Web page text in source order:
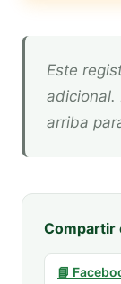
Este registro no incluye descripción
adicional.
arriba
Compartir
📘